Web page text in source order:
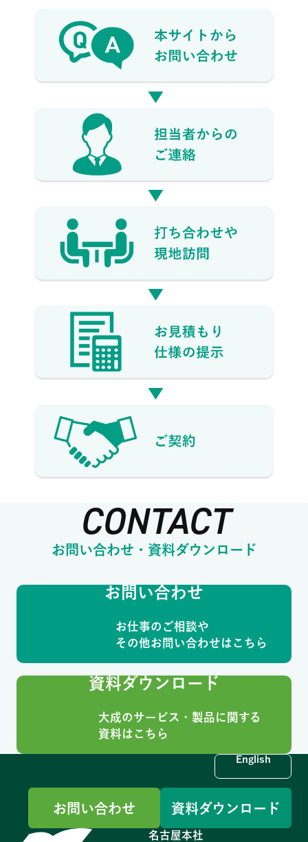
CONTACT
お問い合わせ・資料ダウンロード
お問い合わせ
お仕事のご相談や
その他お問い合わせはこちら
資料ダウンロード
大成のサービス・製品に関する
資料はこちら
English
お問い合わせ 資料ダウンロード
名古屋本社